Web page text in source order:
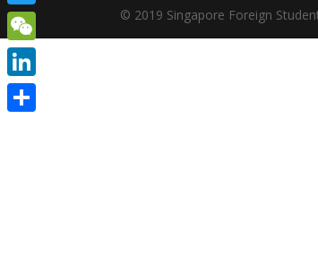
© 2019 Singapore Foreign
Twitter
WeChat
LinkedIn